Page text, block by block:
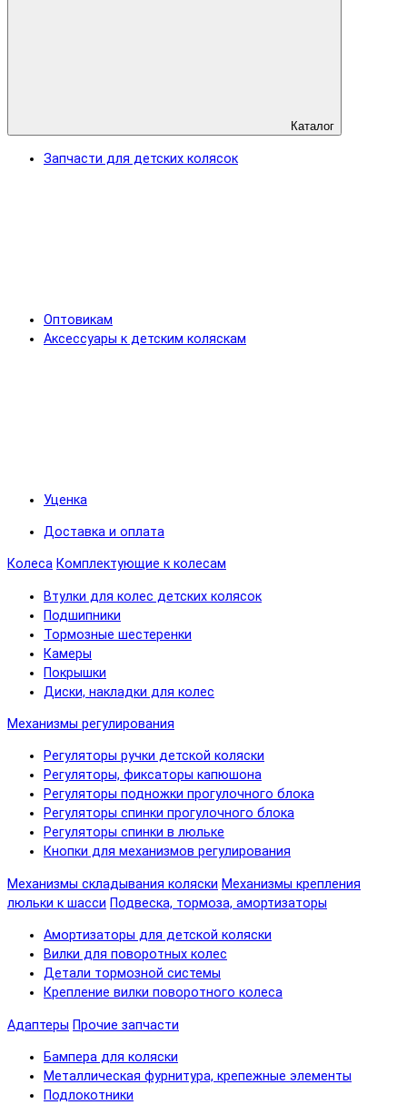
Каталог
Запчасти для детских колясок
Оптовикам
Аксессуары к детским коляскам
Уценка
Доставка и оплата
Колеса Комплектующие к колесам
Втулки для колес детских колясок
Подшипники
Тормозные шестеренки
Камеры
Покрышки
Диски, накладки для колес
Механизмы регулирования
Регуляторы ручки детской коляски
Регуляторы, фиксаторы капюшона
Регуляторы подножки прогулочного блока
Регуляторы спинки прогулочного блока
Регуляторы спинки в люльке
Кнопки для механизмов регулирования
Механизмы складывания коляски Механизмы крепления
люльки к шасси Подвеска, тормоза, амортизаторы
Амортизаторы для детской коляски
Вилки для поворотных колес
Детали тормозной системы
Крепление вилки поворотного колеса
Адаптеры Прочие запчасти
Бампера для коляски
Металлическая фурнитура, крепежные элементы
Подлокотники